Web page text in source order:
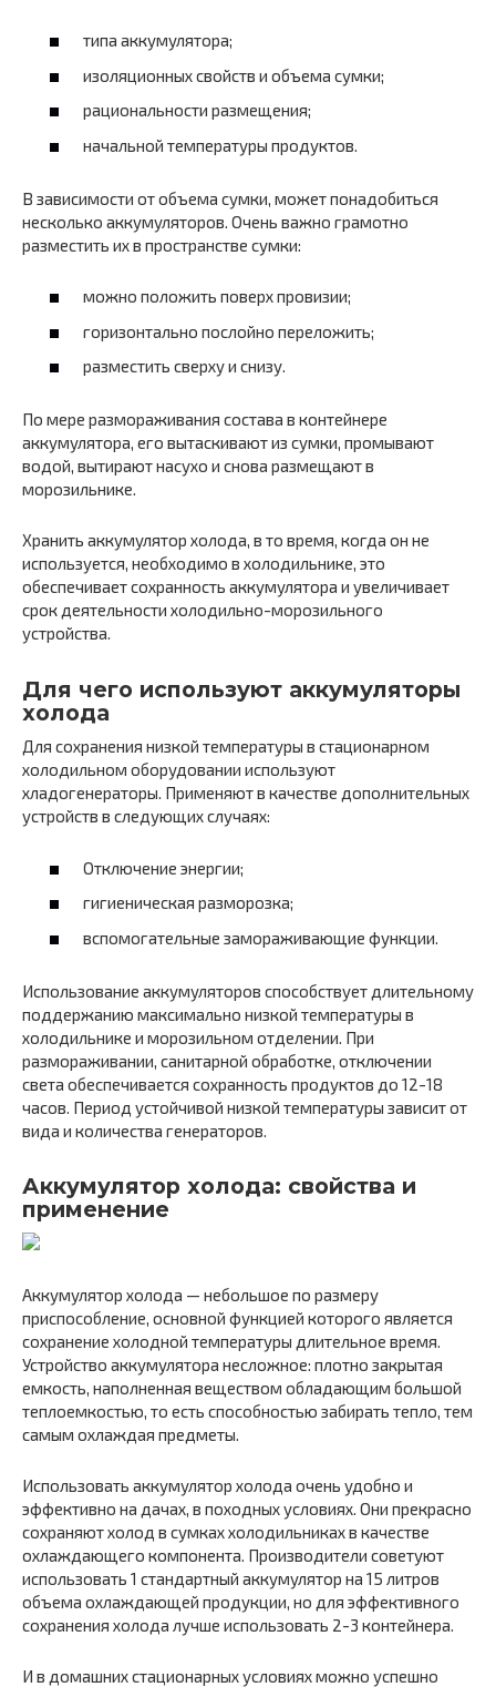
типа аккумулятора;
изоляционных свойств и объема сумки;
рациональности размещения;
начальной температуры продуктов.
В зависимости от объема сумки, может понадобиться
несколько аккумуляторов. Очень важно грамотно
разместить их в пространстве сумки:
можно положить поверх провизии;
горизонтально послойно переложить;
разместить сверху и снизу.
По мере размораживания состава в контейнере
аккумулятора, его вытаскивают из сумки, промывают
водой, вытирают насухо и снова размещают в
морозильнике.
Хранить аккумулятор холода, в то время, когда он не
используется, необходимо в холодильнике, это
обеспечивает сохранность аккумулятора и увеличивает
срок деятельности холодильно-морозильного
устройства.
Для чего используют аккумуляторы
холода
Для сохранения низкой температуры в стационарном
холодильном оборудовании используют
хладогенераторы. Применяют в качестве дополнительных
устройств в следующих случаях:
Отключение энергии;
гигиеническая разморозка;
вспомогательные замораживающие функции.
Использование аккумуляторов способствует длительному
поддержанию максимально низкой температуры в
холодильнике и морозильном отделении. При
размораживании, санитарной обработке, отключении
света обеспечивается сохранность продуктов до 12-18
часов. Период устойчивой низкой температуры зависит от
вида и количества генераторов.
Аккумулятор холода: свойства и
применение
Аккумулятор холода — небольшое по размеру
приспособление, основной функцией которого является
сохранение холодной температуры длительное время.
Устройство аккумулятора несложное: плотно закрытая
емкость, наполненная веществом обладающим большой
теплоемкостью, то есть способностью забирать тепло, тем
самым охлаждая предметы.
Использовать аккумулятор холода очень удобно и
эффективно на дачах, в походных условиях. Они прекрасно
сохраняют холод в сумках холодильниках в качестве
охлаждающего компонента. Производители советуют
использовать 1 стандартный аккумулятор на 15 литров
объема охлаждающей продукции, но для эффективного
сохранения холода лучше использовать 2-3 контейнера.
И в домашних стационарных условиях можно успешно